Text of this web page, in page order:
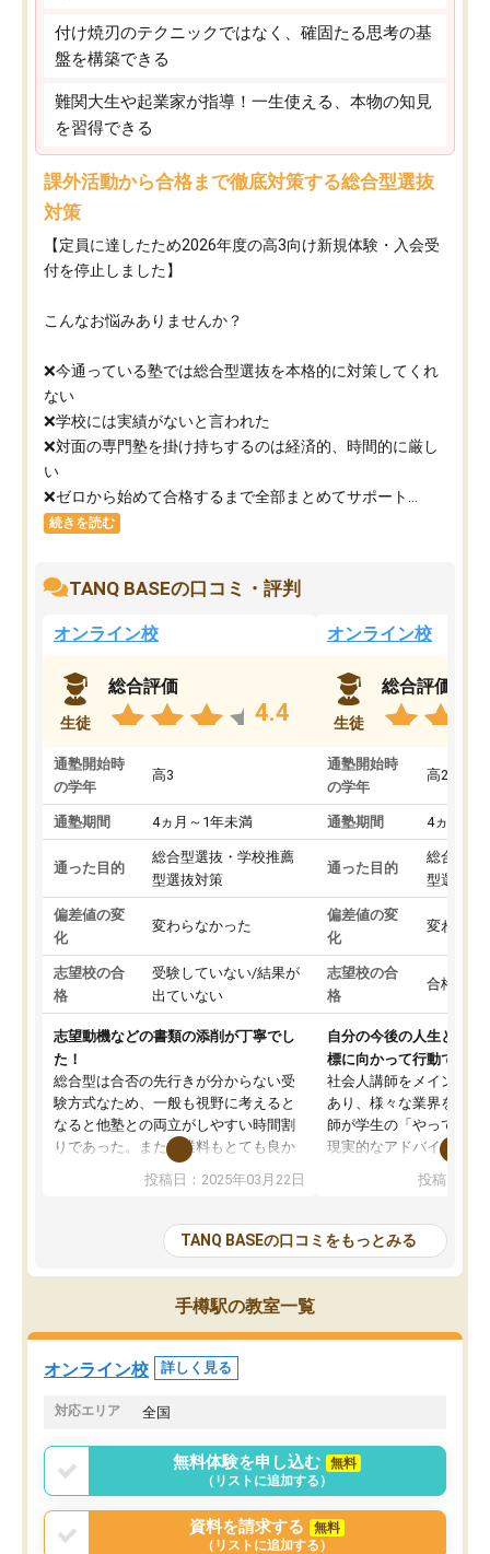
付け焼刃のテクニックではなく、確固たる思考の基
盤を構築できる
難関大生や起業家が指導！一生使える、本物の知見
を習得できる
課外活動から合格まで徹底対策する総合型選抜
対策
【定員に達したため2026年度の高3向け新規体験・入会受
付を停止しました】
こんなお悩みありませんか？
❌今通っている塾では総合型選抜を本格的に対策してくれ
ない
❌学校には実績がないと言われた
❌対面の専門塾を掛け持ちするのは経済的、時間的に厳し
い
❌ゼロから始めて合格するまで全部まとめてサポート...
続きを読む
TANQ BASEの口コミ・評判
オンライン校
生徒
総合評価
4.4
通塾開始時
の学年
高3
通塾期間 4ヵ月～1年未満
通った目的
総合型選抜・学校推薦
型選抜対策
偏差値の変
化
変わらなかった
志望校の合
格
受験していない/結果が
出ていない
志望動機などの書類の添削が丁寧でし
た！
総合型は合否の先行きが分からない受
験方式なため、一般も視野に考えると
なると他塾との両立がしやすい時間割
りであった。また授業料もとても良か
総合型の多くの塾は大学生が見ること
大学生の目だけでなく、数人の大人に
も目を通して頂ける。そのため多くの
意見を聞くことができ、より良いもの
を推敲することが可能だ。
どの人も優しく、親身に接してくださ
るのでやる気も出て、良かったで
す！！
投稿日：2025年03月22日
オンライン校
生徒
総合評価
通塾開始時
の学年
高2
通塾期間 4ヵ月～1
通った目的
総合型選
型選抜対
偏差値の変
化
変わらな
志望校の合
格
合格した
自分の今後の人生と真剣
標に向かって行動できる
社会人講師をメインとし
あり、様々な業界を経験
師が学生の「やってみた
現実的なアドバイスを行
分野について学生知識
総合型選抜対策として志
接・小論文などの技術指
ション内容になっていま
を社会人として働いてい
標を見つける事が出来ま
投稿日：
TANQ BASEの口コミをもっとみる
手樽駅の教室一覧
オンライン校 詳しく見る
対応エリア 全国
無料体験を申し込む
無料
（リストに追加する）
資料を請求する
無料
（リストに追加する）